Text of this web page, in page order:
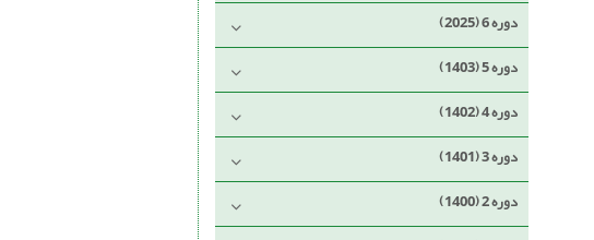
دوره 6 (2025)
دوره 5 (1403)
دوره 4 (1402)
دوره 3 (1401)
دوره 2 (1400)